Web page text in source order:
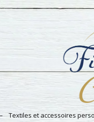
Textiles et accessoires